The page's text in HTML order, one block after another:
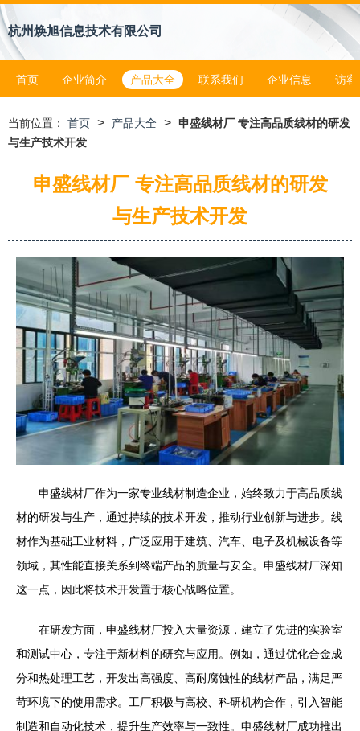
杭州焕旭信息技术有限公司
首页 企业简介 产品大全 联系我们 企业信息 访客
当前位置： 首页 > 产品大全 > 申盛线材厂 专注高品质线材的研发
与生产技术开发
申盛线材厂 专注高品质线材的研发
与生产技术开发
申盛线材厂作为一家专业线材制造企业，始终致力于高品质线
材的研发与生产，通过持续的技术开发，推动行业创新与进步。线
材作为基础工业材料，广泛应用于建筑、汽车、电子及机械设备等
领域，其性能直接关系到终端产品的质量与安全。申盛线材厂深知
这一点，因此将技术开发置于核心战略位置。
在研发方面，申盛线材厂投入大量资源，建立了先进的实验室
和测试中心，专注于新材料的研究与应用。例如，通过优化合金成
分和热处理工艺，开发出高强度、高耐腐蚀性的线材产品，满足严
苛环境下的使用需求。工厂积极与高校、科研机构合作，引入智能
制造和自动化技术，提升生产效率与一致性。申盛线材厂成功推出